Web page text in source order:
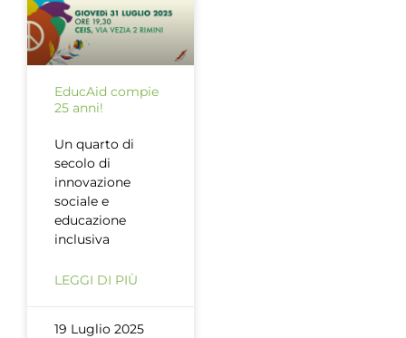
EducAid compie
25 anni!
Un quarto di
secolo di
innovazione
sociale e
educazione
inclusiva
LEGGI DI PIÙ
19 Luglio 2025